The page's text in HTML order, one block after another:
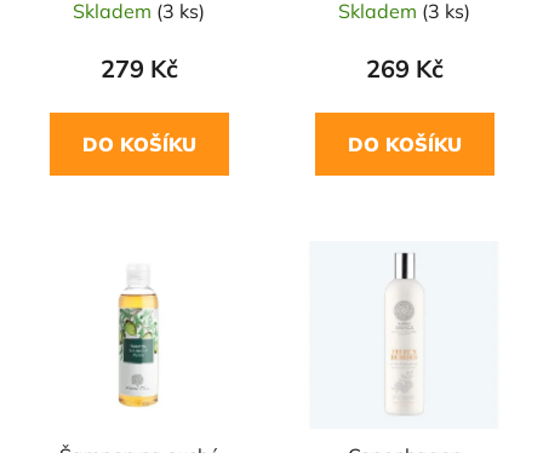
Skladem (3 ks)
279 Kč
DO KOŠÍKU
Skladem (3 ks)
269 Kč
DO KOŠÍKU